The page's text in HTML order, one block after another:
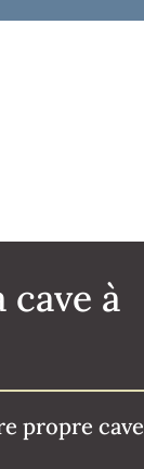
à
propre cave